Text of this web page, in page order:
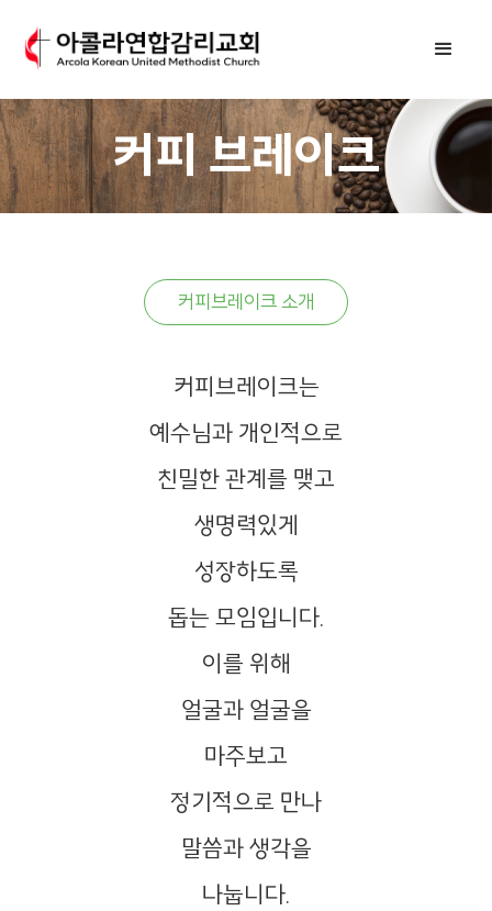
커피 브레이크
커피브레이크 소개
커피브레이크는
예수님과 개인적으로
친밀한 관계를 맺고
생명력있게
성장하도록
돕는 모임입니다.
이를 위해
얼굴과 얼굴을
마주보고
정기적으로 만나
말씀과 생각을
나눕니다.